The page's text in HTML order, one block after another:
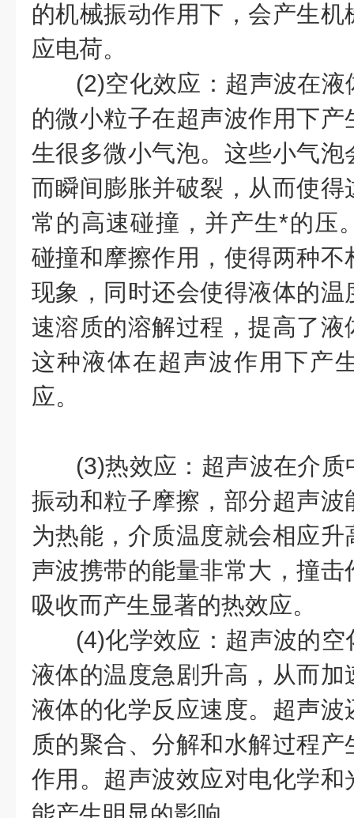
的机械振动作用下，会产生
应电荷。
(2)空化效应：超声波在
的微小粒子在超声波作用下
生很多微小气泡。这些小气
而瞬间膨胀并破裂，从而使
常的高速碰撞，并产生*的压
碰撞和摩擦作用，使得两种
现象，同时还会使得液体的
速溶质的溶解过程，提高了
这种液体在超声波作用下产
应。
(3)热效应：超声波在介
振动和粒子摩擦，部分超声
为热能，介质温度就会相应
声波携带的能量非常大，撞
吸收而产生显著的热效应。
(4)化学效应：超声波的
液体的温度急剧升高，从而
液体的化学反应速度。超声
质的聚合、分解和水解过程
作用。超声波效应对电化学